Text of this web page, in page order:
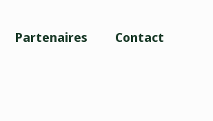
Partenaires Contact